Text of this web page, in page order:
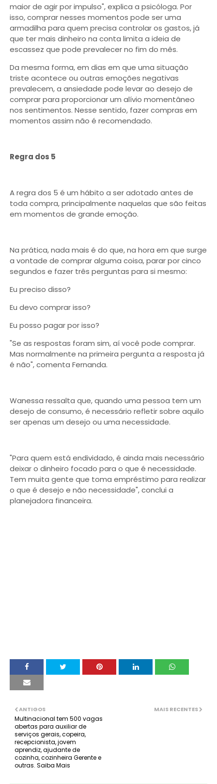
maior de agir por impulso", explica a psicóloga. Por
isso, comprar nesses momentos pode ser uma
armadilha para quem precisa controlar os gastos, já
que ter mais dinheiro na conta limita a ideia de
escassez que pode prevalecer no fim do mês.
Da mesma forma, em dias em que uma situação
triste acontece ou outras emoções negativas
prevalecem, a ansiedade pode levar ao desejo de
comprar para proporcionar um alívio momentâneo
nos sentimentos. Nesse sentido, fazer compras em
momentos assim não é recomendado.
Regra dos 5
A regra dos 5 é um hábito a ser adotado antes de
toda compra, principalmente naquelas que são feitas
em momentos de grande emoção.
Na prática, nada mais é do que, na hora em que surge
a vontade de comprar alguma coisa, parar por cinco
segundos e fazer três perguntas para si mesmo:
Eu preciso disso?
Eu devo comprar isso?
Eu posso pagar por isso?
"Se as respostas foram sim, aí você pode comprar.
Mas normalmente na primeira pergunta a resposta já
é não", comenta Fernanda.
Wanessa ressalta que, quando uma pessoa tem um
desejo de consumo, é necessário refletir sobre aquilo
ser apenas um desejo ou uma necessidade.
"Para quem está endividado, é ainda mais necessário
deixar o dinheiro focado para o que é necessidade.
Tem muita gente que toma empréstimo para realizar
o que é desejo e não necessidade", conclui a
planejadora financeira.
MAIS RECENTES
ANTIGOS
Multinacional tem 500 vagas
abertas para auxiliar de
serviços gerais, copeira,
recepcionista, jovem
aprendiz, ajudante de
cozinha, cozinheira Gerente e
outras. Saiba Mais